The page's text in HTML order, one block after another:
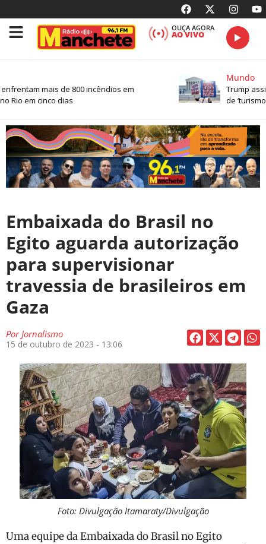
OUÇA AGORA
AO VIVO
mais de 800 incêndios em
Rio em cinco dias
Mundo
Trump
de ‘turismo
Embaixada do Brasil no
Egito aguarda autorização
para supervisionar
travessia de brasileiros em
Gaza
PorJornalismo
15 de outubro de 2023 - 13:06
Foto: Divulgação Itamaraty/Divulgação
Uma equipe da Embaixada do Brasil no Egito